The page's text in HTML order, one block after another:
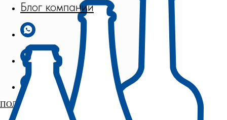
Блог компании
ПОЛУЧИТЬ ОБРАЗЦЫ БЕСПЛАТНО